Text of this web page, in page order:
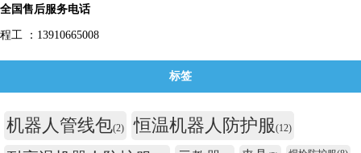
全国售后服务电话
程工 ：13910665008
标签
机器人管线包(2) 恒温机器人防护服(12)